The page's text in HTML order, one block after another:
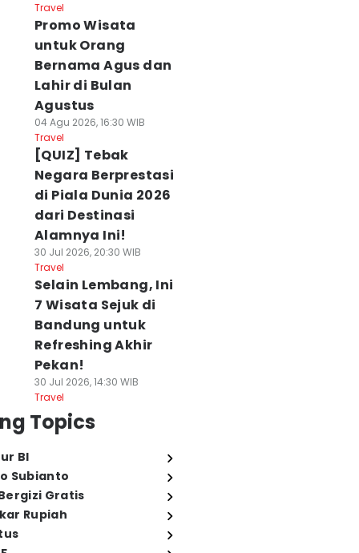
Travel
Promo Wisata
untuk Orang
Bernama Agus dan
Lahir di Bulan
Agustus
04 Agu 2026, 16:30 WIB
Travel
[QUIZ] Tebak
Negara Berprestasi
di Piala Dunia 2026
dari Destinasi
Alamnya Ini!
30 Jul 2026, 20:30 WIB
Travel
Selain Lembang, Ini
7 Wisata Sejuk di
Bandung untuk
Refreshing Akhir
Pekan!
30 Jul 2026, 14:30 WIB
Travel
Topics
BI
Subianto
Gratis
Rupiah